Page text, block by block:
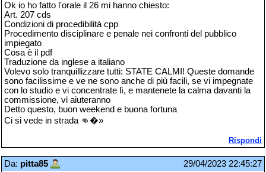
Ok io ho fatto l'orale il 26 mi hanno chiesto:
Art. 207 cds
Condizioni di procedibilità cpp
Procedimento disciplinare e penale nei confronti del pubblico
impiegato
Cosa è il pdf
Traduzione da inglese a italiano
Volevo solo tranquillizzare tutti: STATE CALMI! Queste domande
sono facilissime e ve ne sono anche di più facili, se vi impegnate
con lo studio e vi concentrate lì, e mantenete la calma davanti la
commissione, vi aiuteranno
Detto questo, buon weekend e buona fortuna
Ci si vede in strada 👊�»
Rispondi
Da: pitta85
29/04/2023 22:45:27